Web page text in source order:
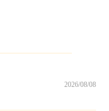
2026/08/08